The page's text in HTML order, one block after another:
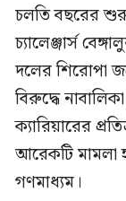
চলতি বছরের
চ্যালেঞ্জার্স
দলের শিরোপা
বিরুদ্ধে
ক্যারিয়ারের
আরেকটি মামলা
গণমাধ্যম।